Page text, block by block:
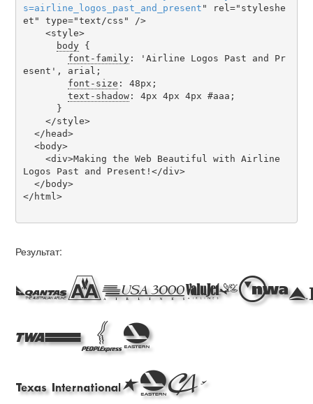
s=airline_logos_past_and_present " rel="styleshe
et" type="text/css" />
body {
font-family: 'Airline Logos Past and Pr
esent', arial;
font-size : 48px;
text-shadow: 4px 4px 4px #aaa;
Logos Past and Present!</div>
</html>
Результат:
the
Web